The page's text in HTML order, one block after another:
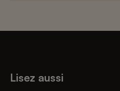
Lisez aussi